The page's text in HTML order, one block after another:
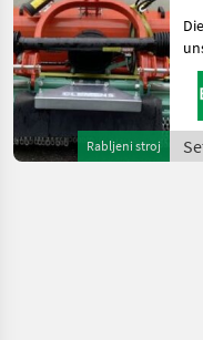
MARKETPLACE
Marketplace
Ponudbe
trgovcev
Rabljeni stroj